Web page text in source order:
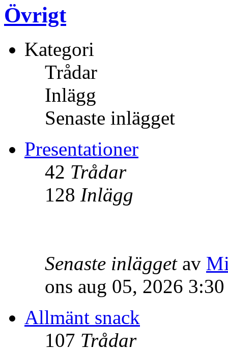
Övrigt
Kategori
Trådar
Inlägg
Senaste inlägget
Presentationer
42 Trådar
128 Inlägg
Senaste inläggetav
ons aug 05, 2026
Allmänt snack
107 Trådar